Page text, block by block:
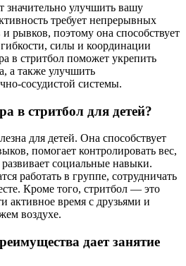
значительно улучшить вашу
требует непрерывных
рывков, поэтому она способствует
силы и координации
в стритбол поможет укрепить
а также улучшить
сосудистой системы.
в стритбол для детей?
для детей. Она способствует
помогает контролировать вес,
социальные навыки.
работать в группе, сотрудничать
Кроме того, стритбол — это
активное время с друзьями и
воздухе.
дает занятие